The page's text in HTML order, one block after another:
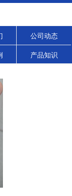
公司动态
产品知识